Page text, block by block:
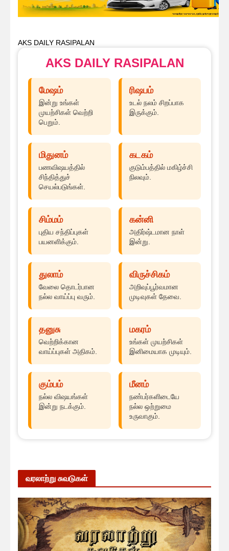
AKS DAILY RASIPALAN
AKS DAILY RASIPALAN
மேஷம்
இன்று உங்கள்
முயற்சிகள் வெற்றி
பெறும்.
ரிஷபம்
உடல் நலம் சிறப்பாக
இருக்கும்.
மிதுனம்
பணவிஷயத்தில்
சிந்தித்துச்
செயல்படுங்கள்.
கடகம்
குடும்பத்தில் மகிழ்ச்சி
நிலவும்.
சிம்மம்
புதிய சந்திப்புகள்
பயனளிக்கும்.
கன்னி
அதிர்ஷ்டமான நாள்
இன்று.
துலாம்
வேலை தொடர்பான
நல்ல வாய்ப்பு வரும்.
விருச்சிகம்
அறிவுப்பூர்வமான
முடிவுகள் தேவை.
தனுசு
வெற்றிக்கான
வாய்ப்புகள் அதிகம்.
மகரம்
உங்கள் முயற்சிகள்
இனிமையாக முடியும்.
கும்பம்
நல்ல விஷயங்கள்
இன்று நடக்கும்.
மீனம்
நண்பர்களிடையே
நல்ல ஒற்றுமை
உருவாகும்.
வரலாற்று சுவடுகள்